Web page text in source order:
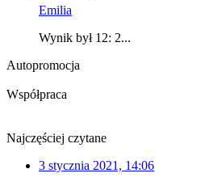
Emilia
Wynik był 12: 2...
Autopromocja
Współpraca
Najczęściej czytane
3 stycznia 2021, 14:06